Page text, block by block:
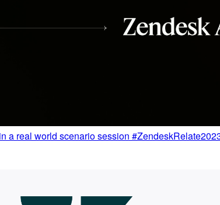
a real world scenario session